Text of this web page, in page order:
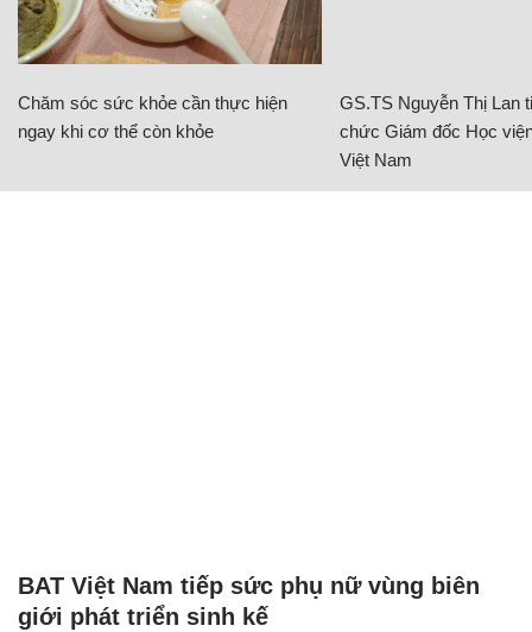
Chăm sóc sức khỏe cần thực hiện
ngay khi cơ thể còn khỏe
GS.TS Nguyễn Thị Lan
chức Giám đốc Học
Việt Nam
BAT Việt Nam tiếp sức phụ nữ vùng biên
giới phát triển sinh kế